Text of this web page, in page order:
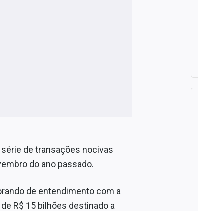
de transações nocivas
do ano passado.
de entendimento com a
R$ 15 bilhões destinado a